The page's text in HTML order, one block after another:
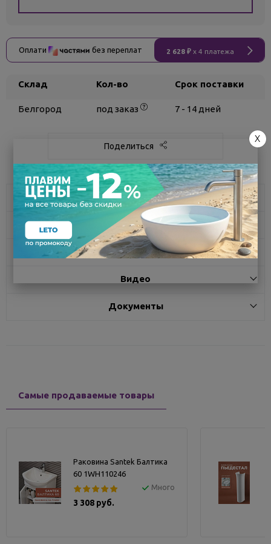
Оплати без переплат 2 628 ₽ x 4 платежа
Склад Кол-во Срок поставки
Белгород под заказ 7 - 14 дней
Поделиться
Характеристики
Доставка
Отзывы
Видео
Документы
Самые продаваемые товары
Раковина Santek Балтика
60 1WH110246
Много
3 308 руб.
X